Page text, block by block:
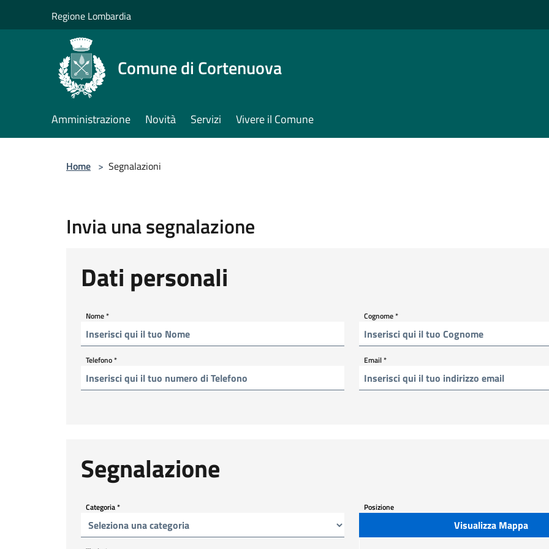
Regione Lombardia
Comune di Cortenuova
Amministrazione Novità Servizi Vivere il Comune
Home > Segnalazioni
Invia una segnalazione
Dati personali
Nome* Cognome*
Telefono* Email*
Segnalazione
Categoria* Posizione
Visualizza Mappa